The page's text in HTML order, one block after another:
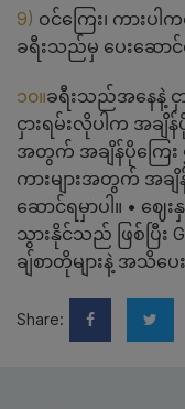
9) ဝင်ကြေး၊ ကားပါ
ခရီးသည်မှ ပေးဆောင်
၁၀။ခရီးသည်အနေနဲ့ ငှ
ငှားရမ်းလိုပါက အချိန်
အတွက် အချိန်ပိုကြေး
ကားများအတွက် အချိ
ဆောင်ရမှာပါ။ • ဈေ
သွားနိုင်သည် ဖြစ်ပြီ
ချ်စာတိုများနဲ့ အသိပေ
Share: